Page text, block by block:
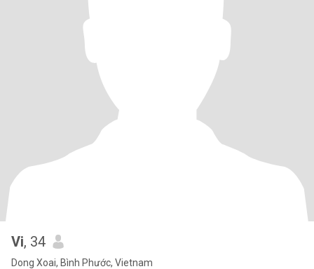
Vi, 34
Dong Xoai, Bình Phước, Vietnam